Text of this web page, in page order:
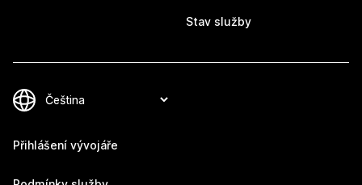
Stav služby
Přihlášení vývojáře